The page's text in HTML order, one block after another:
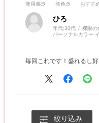
使用感:5 発色:5 おすす
ひろ
年代:30代 裸眼の
パーソナルカラー:
毎回これです！盛れるし好
絞り込み